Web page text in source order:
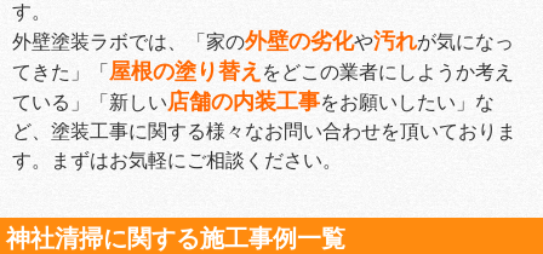
す。
外壁塗装ラボでは、「家の外壁の劣化や汚れが気になっ
てきた」「 屋根の塗り替え をどこの業者にしようか考え
ている」「新しい店舗の内装工事をお願いしたい」な
ど、塗装工事に関する様々なお問い合わせを頂いておりま
す。まずはお気軽にご相談ください。
神社清掃に関する施工事例一覧